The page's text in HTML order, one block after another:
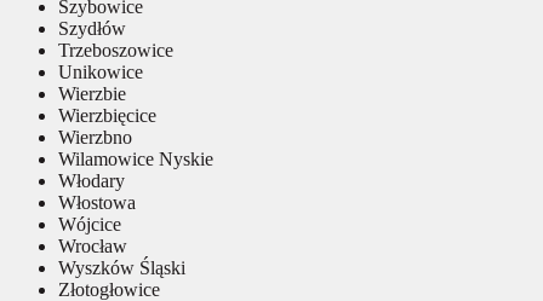
Szybowice
Szydłów
Trzeboszowice
Unikowice
Wierzbie
Wierzbięcice
Wierzbno
Wilamowice Nyskie
Włodary
Włostowa
Wójcice
Wrocław
Wyszków Śląski
Złotogłowice